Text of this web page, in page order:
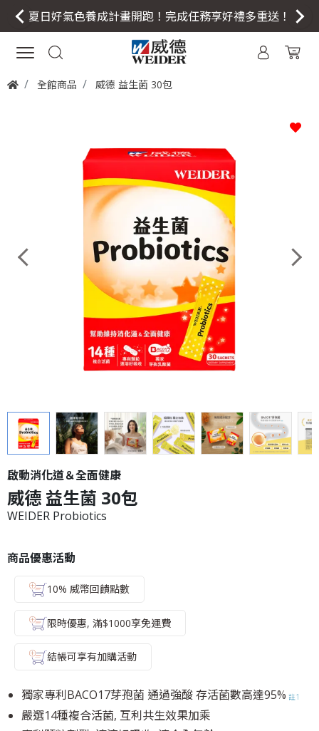
夏日好氣色養成計畫開跑！完成任務享好禮多重送！
全館商品 威德 益生菌 30包
威德 益生菌 30包
啟動消化道＆全面健康
WEIDER Probiotics
商品優惠活動
10% 威幣回饋點數
限時優惠, 滿$1000享免運費
結帳可享有加購活動
獨家專利BACO17芽孢菌 通過強酸 存活菌數高達95% 註1
嚴選14種複合活菌, 互利共生效果加乘